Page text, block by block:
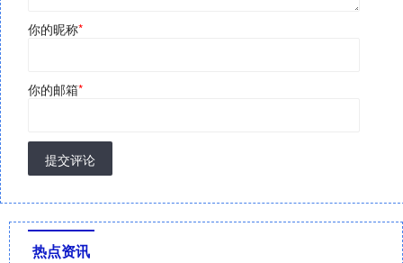
你的昵称*
你的邮箱*
提交评论
热点资讯